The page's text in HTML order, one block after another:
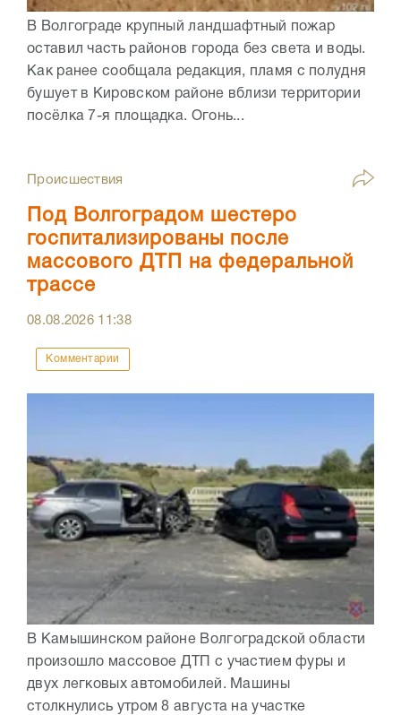
В Волгограде крупный ландшафтный пожар
оставил часть районов города без света и воды.
Как ранее сообщала редакция, пламя с полудня
бушует в Кировском районе вблизи территории
посёлка 7-я площадка. Огонь...
Происшествия
Под Волгоградом шестеро
госпитализированы после
массового ДТП на федеральной
трассе
08.08.2026 11:38
Комментарии
В Камышинском районе Волгоградской области
произошло массовое ДТП с участием фуры и
двух легковых автомобилей. Машины
столкнулись утром 8 августа на участке